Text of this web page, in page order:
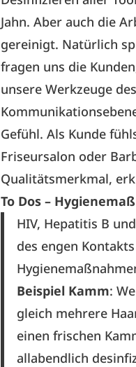
Jahn. Aber auch die
gereinigt. Natürlich
fragen uns die
unsere Werkzeuge
Gefühl. Als Kunde
Friseursalon oder
Qualitätsmerkmal,
To Dos –
HIV, Hepatitis B
des engen
Beispiel Kamm:
gleich mehrere
einen frischen
allabendlich